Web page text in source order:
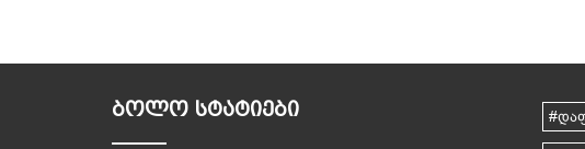
ᲑᲝᲚᲝ ᲡᲢᲐᲢᲘᲔᲑᲘ